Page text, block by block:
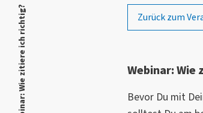
Webinar: Wie zitiere ich richtig? Zurück zum
Webinar:
Bevor Du mit